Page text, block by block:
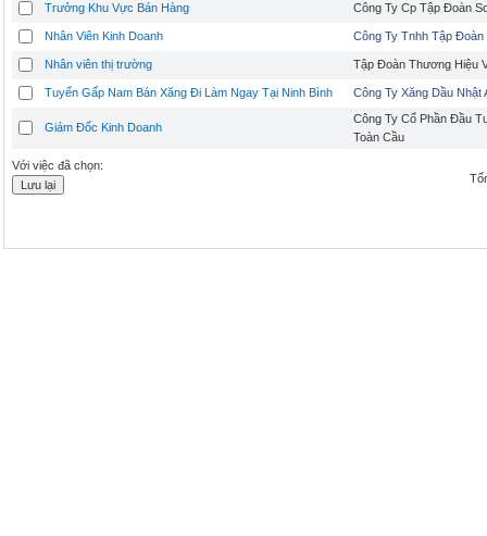
Trưởng Khu Vực Bán Hàng Công Ty Cp Tập Đoàn
Nhân Viên Kinh Doanh Công Ty Tnhh Tập
Nhân viên thị trường Tập Đoàn Thương Hiệu
Tuyển Gấp Nam Bán Xăng Đi Làm Ngay Tại Ninh Bình Công Ty Xăng Dầu Nhật
Giám Đốc Kinh Doanh
Công Ty Cổ Phần Đầu
Toàn Cầu
Với việc đã chọn: